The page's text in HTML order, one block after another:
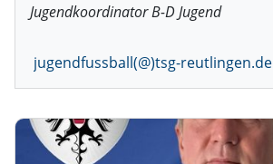
Jugendkoordinator B-D Jugend
jugendfussball(@)tsg-reutlingen.de